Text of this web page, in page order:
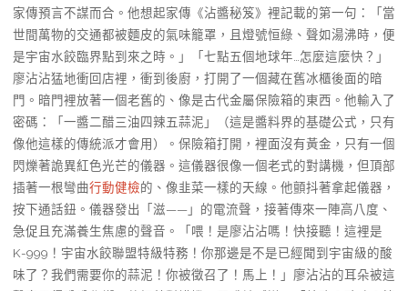
家傳預言不謀而合。他想起家傳《沾醬秘笈》裡記載的第一句：「當
世間萬物的交通都被麵皮的氣味籠罩，且燈號恒綠、聲如湯沸時，便
是宇宙水餃臨界點到來之時。」「七點五個地球年…怎麼這麼快？」
廖沾沾猛地衝回店裡，衝到後廚，打開了一個藏在舊冰櫃後面的暗
門。暗門裡放著一個老舊的、像是古代金屬保險箱的東西。他輸入了
密碼：「一醬二醋三油四辣五蒜泥」（這是醬料界的基礎公式，只有
像他這樣的傳統派才會用）。保險箱打開，裡面沒有黃金，只有一個
閃爍著詭異紅色光芒的儀器。這儀器很像一個老式的對講機，但頂部
插著一根彎曲行動健檢的、像韭菜一樣的天線。他顫抖著拿起儀器，
按下通話鈕。儀器發出「滋——」的電流聲，接著傳來一陣高八度、
急促且充滿養生焦慮的聲音。「喂！是廖沾沾嗎！快接聽！這裡是
K-999！宇宙水餃聯盟特級特務！你那邊是不是已經聞到宇宙級的酸
味了？我們需要你的蒜泥！你被徵召了！馬上！」廖沾沾的耳朵被這